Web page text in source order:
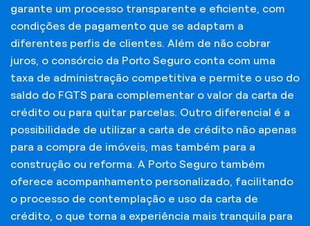
garante um processo transparente e eficiente, com
condições de pagamento que se adaptam a
diferentes perfis de clientes. Além de não cobrar
juros, o consórcio da Porto Seguro conta com uma
taxa de administração competitiva e permite o uso do
saldo do FGTS para complementar o valor da carta de
crédito ou para quitar parcelas. Outro diferencial é a
possibilidade de utilizar a carta de crédito não apenas
para a compra de imóveis, mas também para a
construção ou reforma. A Porto Seguro também
oferece acompanhamento personalizado, facilitando
o processo de contemplação e uso da carta de
crédito, o que torna a experiência mais tranquila para